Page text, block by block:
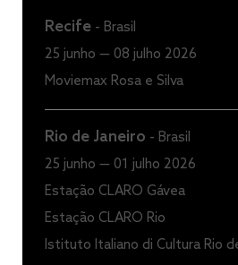
Recife - Brasil
25 junho — 08 julho 2026
Moviemax Rosa e Silva
Rio de Janeiro - Brasil
25 junho — 01 julho 2026
Estação CLARO Gávea
Estação CLARO Rio
Istituto Italiano di Cultura Rio